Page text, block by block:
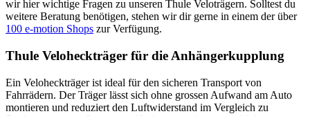
wir hier wichtige Fragen zu unseren Thule Veloträgern. Solltest du
weitere Beratung benötigen, stehen wir dir gerne in einem der über
100 e-motion Shops zur Verfügung.
Thule Veloheckträger für die Anhängerkupplung
Ein Veloheckträger ist ideal für den sicheren Transport von
Fahrrädern. Der Träger lässt sich ohne grossen Aufwand am Auto
montieren und reduziert den Luftwiderstand im Vergleich zu